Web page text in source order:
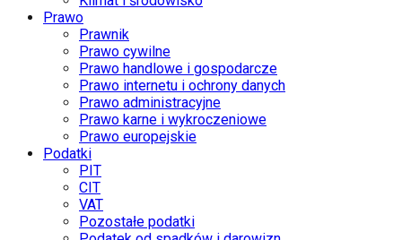
Prawo
Prawnik
Prawo cywilne
Prawo handlowe i gospodarcze
Prawo internetu i ochrony danych
Prawo administracyjne
Prawo karne i wykroczeniowe
Prawo europejskie
Podatki
PIT
CIT
VAT
Pozostałe podatki